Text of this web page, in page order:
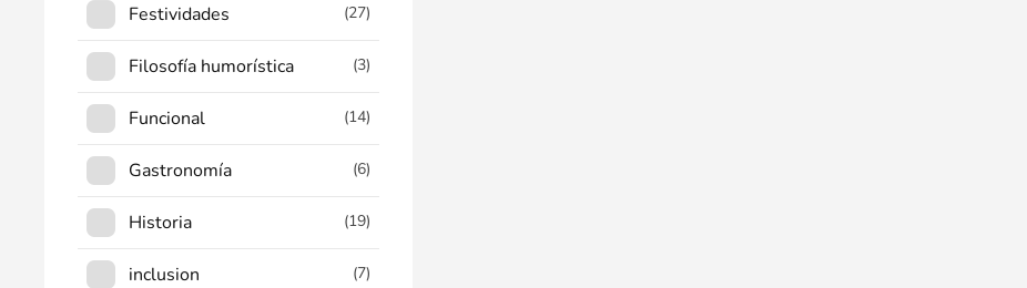
Festividades (27)
Filosofía humorística (3)
Funcional (14)
Gastronomía (6)
Historia (19)
inclusion (7)